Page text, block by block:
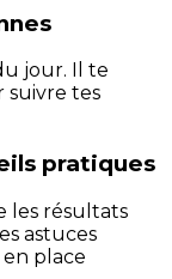
jour. Il te
suivre tes
pratiques
les résultats
astuces
place